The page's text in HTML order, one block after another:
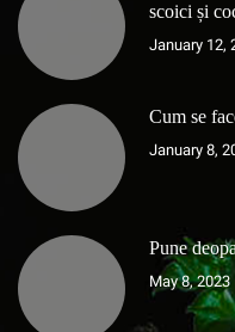
scoici și
January 12,
Cum se
January 8,
Pune
May 8, 2023